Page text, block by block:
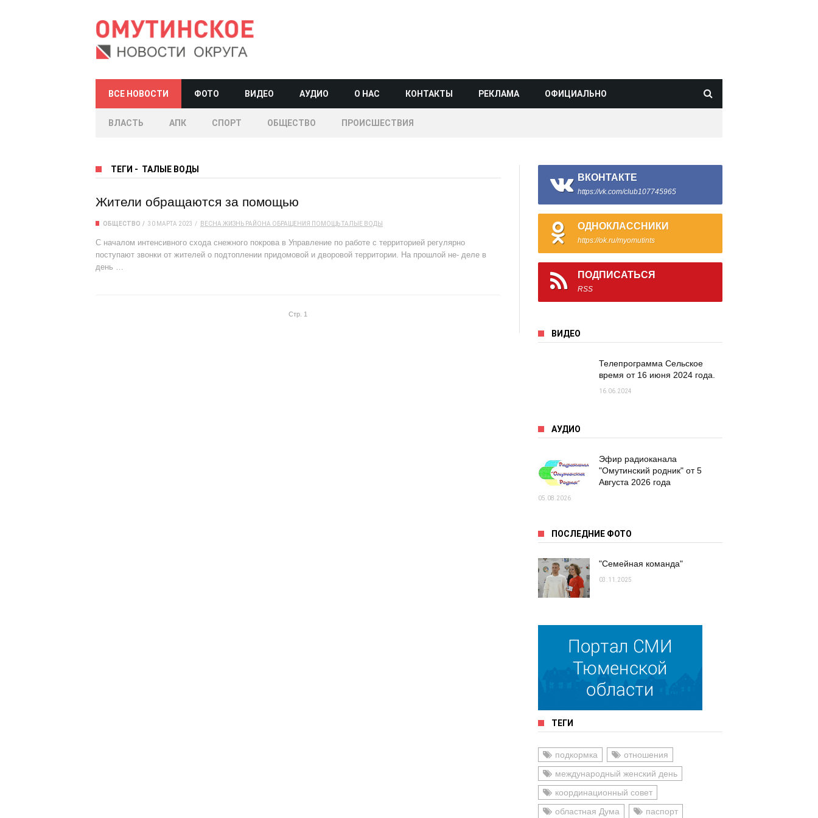
ВСЕ НОВОСТИ ФОТО ВИДЕО АУДИО О НАС КОНТАКТЫ РЕКЛАМА ОФИЦИАЛЬНО
ВЛАСТЬ АПК СПОРТ ОБЩЕСТВО ПРОИСШЕСТВИЯ
ТЕГИ - ТАЛЫЕ ВОДЫ
Жители обращаются за помощью
ОБЩЕСТВО 30 МАРТА 2023 ВЕСНА ЖИЗНЬ РАЙОНА ОБРАЩЕНИЯ ПОМОЩЬТАЛЫЕ ВОДЫ
С началом интенсивного схода снежного покрова в Управление по работе с территорией регулярно
поступают звонки от жителей о подтоплении придомовой и дворовой территории. На прошлой не- деле в
день …
Стр. 1
ВКОНТАКТЕ
https://vk.com/club107745965
ОДНОКЛАССНИКИ
https://ok.ru/myomutints
ПОДПИСАТЬСЯ
RSS
ВИДЕО
Телепрограмма Сельское
время от 16 июня 2024 года.
16.06.2024
АУДИО
Эфир радиоканала
"Омутинский родник" от 5
Августа 2026 года
05.08.2026
ПОСЛЕДНИЕ ФОТО
"Семейная команда"
03.11.2025
ТЕГИ
подкормка
отношения
международный женский день
координационный совет
областная Дума
паспорт